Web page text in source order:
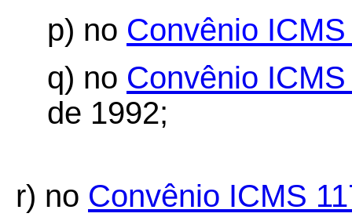
p) no Convênio
q) no Convênio
de 1992;
r) no Convênio ICMS